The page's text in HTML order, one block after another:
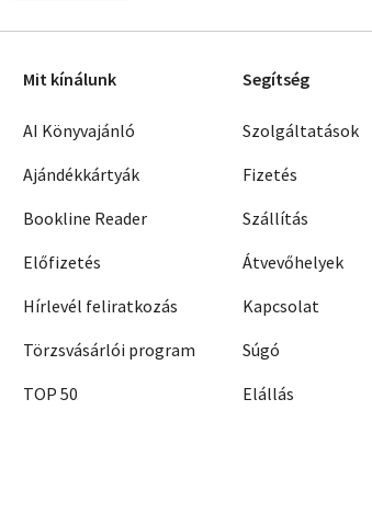
Mit kínálunk
AI Könyvajánló
Ajándékkártyák
Bookline Reader
Előfizetés
Hírlevél feliratkozás
Törzsvásárlói program
TOP 50
Segítség
Szolgáltatások
Fizetés
Szállítás
Átvevőhelyek
Kapcsolat
Súgó
Elállás